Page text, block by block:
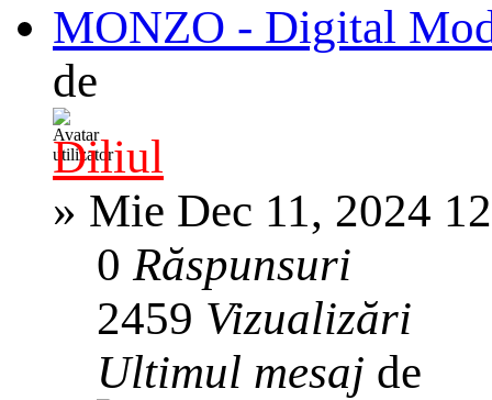
MONZO - Digital
de
Diliul
» Mie Dec 11, 2024
0Răspunsuri
2459 Vizualizări
Ultimul mesaj de